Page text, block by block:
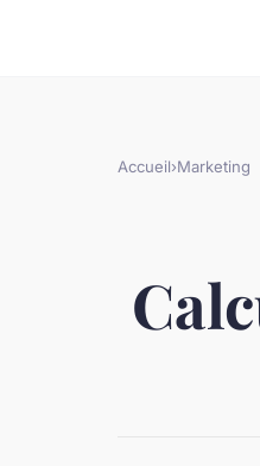
Accueil›Marketing